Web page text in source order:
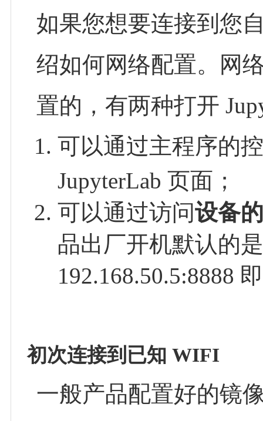
如果您想要连接到您
绍如何网络配置。网
置的，有两种打开
可以通过主程序的
JupyterLab 页面；
可以通过访问设备
品出厂开机默认的
192.168.50.5:8888
初次连接到已知 WIFI
一般产品配置好的镜